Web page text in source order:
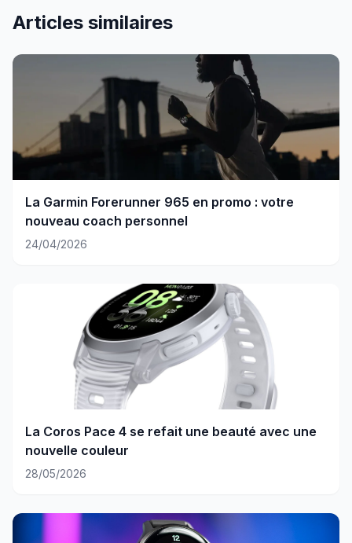
Articles similaires
La Garmin Forerunner 965 en promo : votre
nouveau coach personnel
24/04/2026
La Coros Pace 4 se refait une beauté avec une
nouvelle couleur
28/05/2026